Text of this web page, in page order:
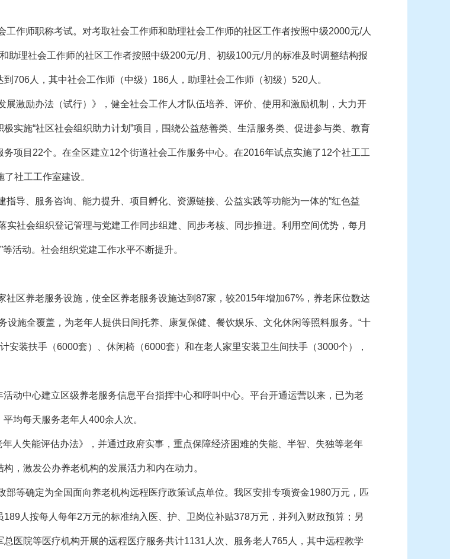
工作师职称考试。对考取社会工作师和助理社会工作师的社区工作者按照中级2000元/人
助理社会工作师的社区工作者按照中级200元/月、初级100元/月的标准及时调整结构报
706人，其中社会工作师（中级）186人，助理社会工作师（初级）520人。
展激励办法（试行）》，健全社会工作人才队伍培养、评价、使用和激励机制，大力开
实施“社区社会组织助力计划”项目，围绕公益慈善类、生活服务类、促进参与类、教育
项目22个。在全区建立12个街道社会工作服务中心。在2016年试点实施了12个社工工
社工工作室建设。
指导、服务咨询、能力提升、项目孵化、资源链接、公益实践等功能为一体的“红色益
社会组织登记管理与党建工作同步组建、同步考核、同步推进。利用空间优势，每月
活动。社会组织党建工作水平不断提升。
社区养老服务设施，使全区养老服务设施达到87家，较2015年增加67%，养老床位数达
施全覆盖，为老年人提供日间托养、康复保健、餐饮娱乐、文化休闲等照料服务。“十
安装扶手（6000套）、休闲椅（6000套）和在老人家里安装卫生间扶手（3000个），
动中心建立区级养老服务信息平台指挥中心和呼叫中心。平台开通运营以来，已为老
均每天服务老年人400余人次。
年人失能评估办法》，并通过政府实事，重点保障经济困难的失能、半智、失独等老年
，激发公办养老机构的发展活力和内在动力。
部等确定为全国面向养老机构远程医疗政策试点单位。我区安排专项资金1980万元，匹
人按每人每年2万元的标准纳入医、护、卫岗位补贴378万元，并列入财政预算；另
医院等医疗机构开展的远程医疗服务共计1131人次、服务老人765人，其中远程教学